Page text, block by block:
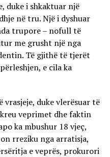
duke i shkaktuar një
në tru. Një i dyshuar
trupore – nofull të
me grusht një nga
Të gjithë të tjerët
e cila ka
duke vlerësuar të
veprimet dhe faktin
ka mbushur 18 vjeç,
rreziku nga arratisja,
e veprës, prokurori